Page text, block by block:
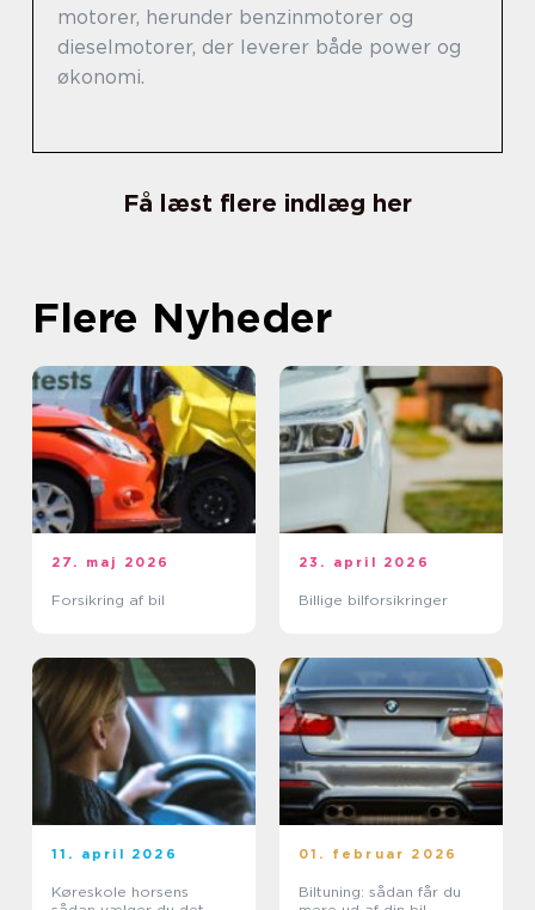
motorer, herunder benzinmotorer og
dieselmotorer, der leverer både power og
økonomi.
Få læst flere indlæg her
Flere Nyheder
27. maj 2026
Forsikring af bil
23. april 2026
Billige bilforsikringer
11. april 2026
Køreskole horsens
01. februar 2026
Biltuning: sådan får du